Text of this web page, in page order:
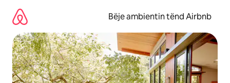
përmbajtja
Bëje ambientin tënd Airbnb